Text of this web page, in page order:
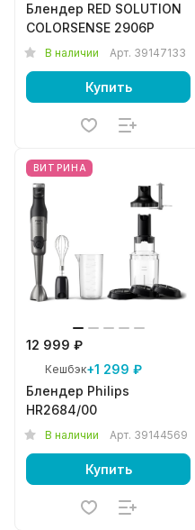
Блендер RED SOLUTION
COLORSENSE 2906P
В наличии Арт. 39147133
Купить
ВИТРИНА
12 999 ₽
Кешбэк+1 299 ₽
Блендер Philips
HR2684/00
В наличии Арт. 39144569
Купить